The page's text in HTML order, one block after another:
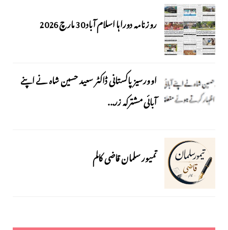
روزنامہ دوراہا اسلام آباد 30 مارچ 2026
اوورسیز پاکستانی ڈاکٹر سعید حسین شاہ نے اپنے
آبائی مشترکہ زر...
تمیور سلمان قاضی کالم